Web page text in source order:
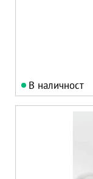
В наличност